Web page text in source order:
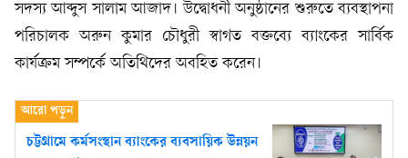
সদস্য আব্দুস সালাম আজাদ। উদ্বোধনী অনুষ্ঠানের শুরুতে ব্যবস্থাপনা
পরিচালক অরুন কুমার চৌধুরী স্বাগত বক্তব্যে ব্যাংকের সার্বিক
কার্যক্রম সম্পর্কে অতিথিদের অবহিত করেন।
চট্টগ্রামে কর্মসংস্থান ব্যাংকের ব্যবসায়িক উন্নয়ন